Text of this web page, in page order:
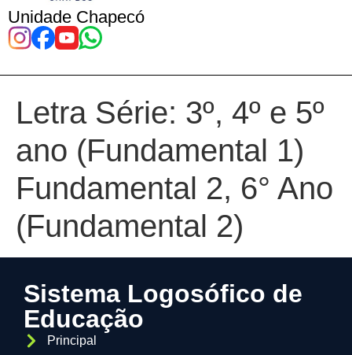
Unidade Chapecó
Letra Série: 3º, 4º e 5º
ano (Fundamental 1)
Fundamental 2, 6° Ano
(Fundamental 2)
Sistema Logosófico de
Educação
Principal